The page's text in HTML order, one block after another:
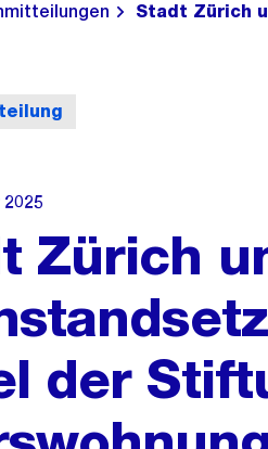
Stadt Zürich
Zürich
der